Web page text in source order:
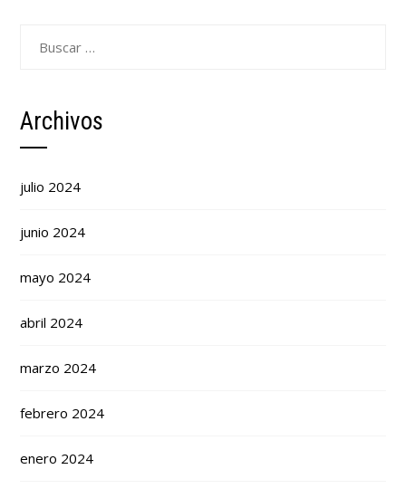
Archivos
julio 2024
junio 2024
mayo 2024
abril 2024
marzo 2024
febrero 2024
enero 2024